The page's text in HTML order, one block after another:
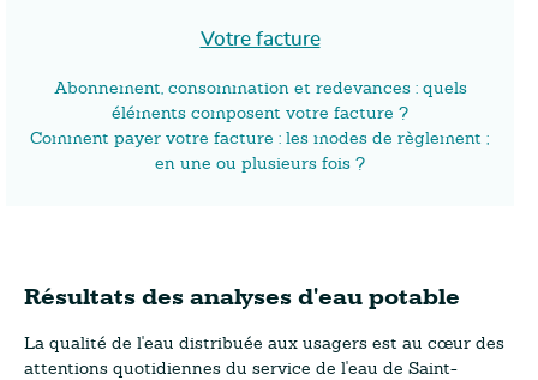
Votre facture
Abonnement, consommation et redevances : quels
éléments composent votre facture ?
Comment payer votre facture : les modes de règlement ;
en une ou plusieurs fois ?
Résultats des analyses d'eau potable
La qualité de l'eau distribuée aux usagers est au cœur des
attentions quotidiennes du service de l'eau de Saint-